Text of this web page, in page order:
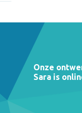
Onze
Sara is